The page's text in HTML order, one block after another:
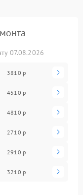
07.08.2026
3810 р
4510 р
4810 р
2710 р
2910 р
3210 р